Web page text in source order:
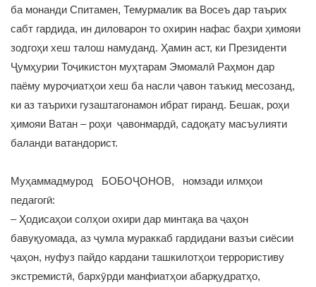
ба монанди Спитамен, Темурмалик ва Восеъ дар таърих
сабт гардида, ин диловарон то охирин нафас баҳри ҳимояи
зодгоҳи хеш талош намуданд. Ҳамин аст, ки Президенти
Ҷумҳурии Тоҷикистон муҳтарам Эмомалӣ Раҳмон дар
паёму муроҷиатҳои хеш ба насли ҷавон таъкид месозанд,
ки аз таърихи гузаштагонамон ибрат гиранд. Бешак, роҳи
ҳимояи Ватан – роҳи ҷавонмардӣ, садоқату масъулияти
баланди ватандорист.
Муҳаммадмурод БОБОҶОНОВ, номзади илмҳои
педагогӣ:
– Ҳодисаҳои солҳои охири дар минтақа ва ҷаҳон
бавуқуомада, аз ҷумла мураккаб гардидани вазъи сиёсии
ҷаҳон, нуфуз пайдо кардани ташкилотҳои террористиву
экстремистӣ, бархӯрди манфиатҳои абарқудратҳо,